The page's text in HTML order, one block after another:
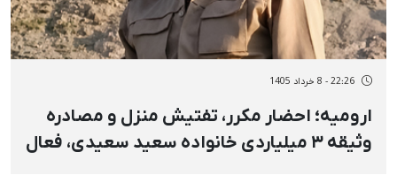
22:26 - 8 خرداد 1405
ارومیه؛ احضار مکرر، تفتیش منزل و مصادره
وثیقه ۳ میلیاردی خانواده سعید سعیدی، فعال